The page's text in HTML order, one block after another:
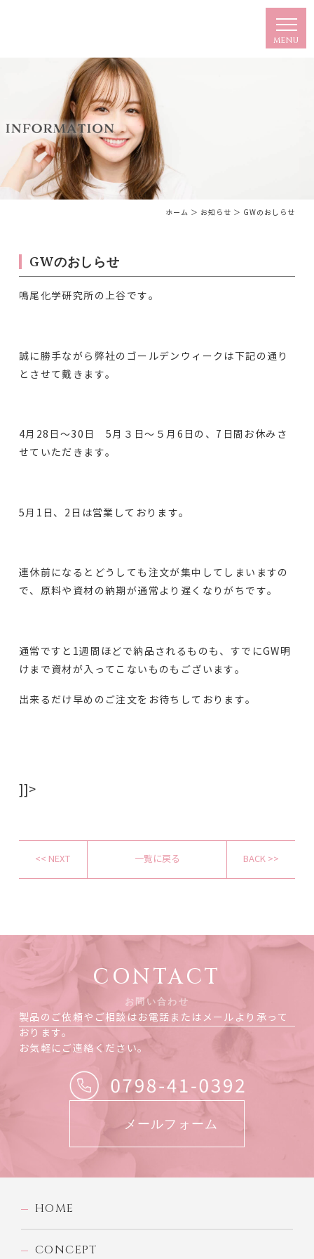
ホーム ＞ お知らせ ＞ GWのおしらせ
GWのおしらせ
鳴尾化学研究所の上谷です。
誠に勝手ながら弊社のゴールデンウィークは下記の通り
とさせて戴きます。
4月28日～30日 5月３日～５月6日の、7日間お休みさ
せていただきます。
5月1日、2日は営業しております。
連休前になるとどうしても注文が集中してしまいますの
で、原料や資材の納期が通常より遅くなりがちです。
通常ですと1週間ほどで納品されるものも、すでにGW明
けまで資材が入ってこないものもございます。
出来るだけ早めのご注文をお待ちしております。
]]>
<< NEXT 一覧に戻る BACK >>
CONTACT
お問い合わせ
製品のご依頼やご相談はお電話またはメールより承って
おります。
お気軽にご連絡ください。
メールフォーム
HOME
CONCEPT